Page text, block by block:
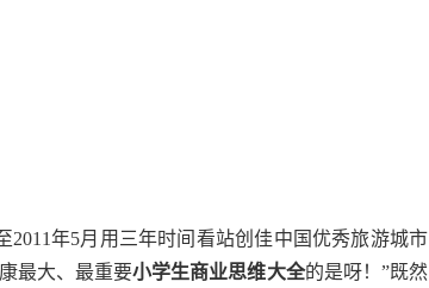
2011年5月用三年时间看站创佳中国优秀旅游城市
最大、最重要小学生商业思维大全的是呀！”既然